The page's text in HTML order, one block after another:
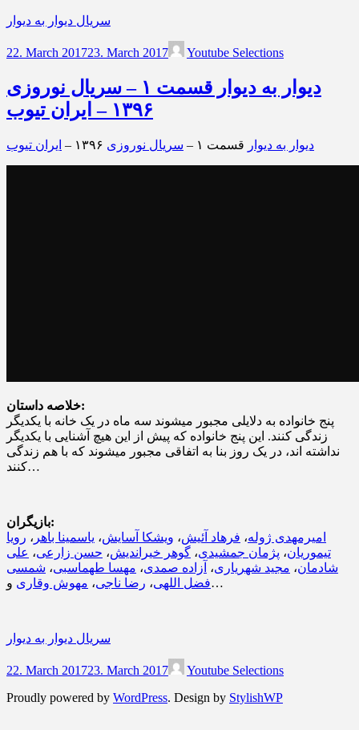
سریال دیوار به دیوار
22. March 201723. March 2017 Youtube Selections
دیوار به دیوار قسمت ۱ – سریال نوروزی
۱۳۹۶ – ایران تیوب
دیوار به دیوار قسمت ۱ – سریال نوروزی ایران تیوب
خلاصه داستان:
پنج خانواده به دلایلی مجبور میشوند سه ماه در یک خانه با یکدیگر
زندگی کنند. این پنج خانواده که پیش از این هیچ آشنایی با یکدیگر
نداشته اند، در یک روز بنا به اتفاقی مجبور میشوند که با هم زندگی
کنند…
بازیگران:
امیرمهدی ژوله، فرهاد آئیش، ویشکا آسایش، یاسمینا باهر ، رویا
تیموریان، پژمان جمشیدی، گوهر خیراندیش، حسن زارعی، علی
شادمان، مجید شهریاری، آزاده صمدی، مهسا طهماسبی، شمسی
فضل اللهی، رضا ناجی، مهوش وقاری و…
سریال دیوار به دیوار
22. March 201723. March 2017
Youtube Selections
Proudly powered by WordPress. Design by StylishWP